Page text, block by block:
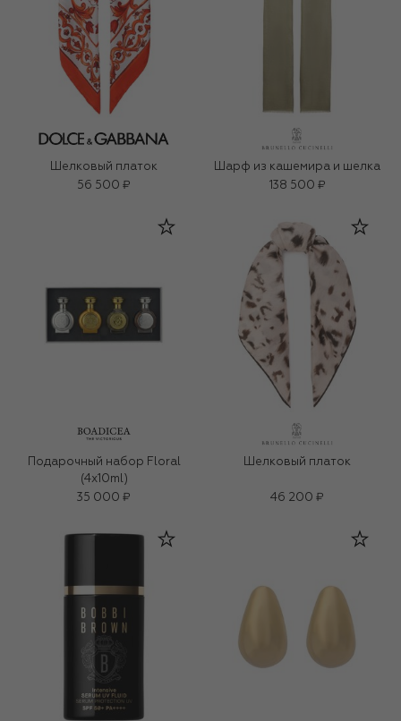
Шелковый платок
56 500 ₽
Шарф из кашемира и шелка
138 500 ₽
Подарочный набор Floral
(4x10ml)
35 000 ₽
Шелковый платок
46 200 ₽